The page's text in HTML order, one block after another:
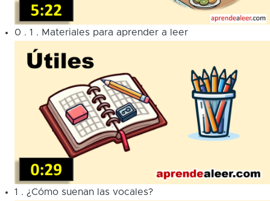
0 . 1 . Materiales para aprender a leer
1 . ¿Cómo suenan las vocales?